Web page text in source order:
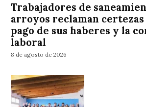
Trabajadores de
arroyos reclaman
pago de sus haberes y la
laboral
8 de agosto de 2026